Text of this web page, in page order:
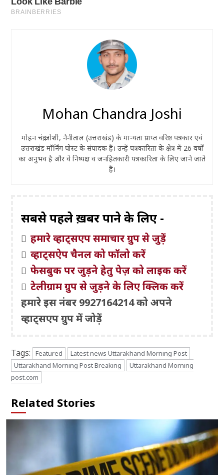
Mohan Chandra Joshi
मोहन चंद्र जोशी, नैनीताल (उत्तराखंड) के मान्यता प्राप्त वरिष्ठ पत्रकार एवं
उत्तराखंड मॉर्निंग पोस्ट के संपादक हैं। उन्हें पत्रकारिता के क्षेत्र में 26 वर्षों
का अनुभव है और वे निष्पक्ष व जनहितकारी पत्रकारिता के लिए जाने जाते
हैं।
सबसे पहले ख़बरें पाने के लिए -
हमारे व्हाट्सएप समाचार ग्रुप से जुड़ें
व्हाट्सऐप चैनल को फॉलो करें
फेसबुक पर जुड़ने हेतु पेज़ को लाइक करें
टेलीग्राम ग्रुप से जुड़ने के लिए क्लिक करें
हमारे इस नंबर 9927164214 को अपने
व्हाट्सएप ग्रुप में जोड़ें
Tags: Featured
Latest news Uttarakhand Morning Post
Uttarakhand Morning Post Breaking
Uttarakhand Morning
post.com
Related Stories